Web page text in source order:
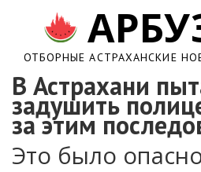
ОТБОРНЫЕ АСТРАХАНСКИЕ
В Астрахани
задушить
за этим
Это было